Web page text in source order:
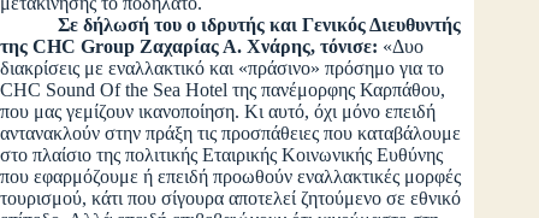
Σε δήλωσή του ο ιδρυτής και Γενικός Διευθυντής
της CHC Group Ζαχαρίας Α. Χνάρης, τόνισε: «Δυο
διακρίσεις με εναλλακτικό και «πράσινο» πρόσημο για το
CHC Sound Of the Sea Hotel της πανέμορφης Καρπάθου,
που μας γεμίζουν ικανοποίηση. Κι αυτό, όχι μόνο επειδή
αντανακλούν στην πράξη τις προσπάθειες που καταβάλουμε
στο πλαίσιο της πολιτικής Εταιρικής Κοινωνικής Ευθύνης
που εφαρμόζουμε ή επειδή προωθούν εναλλακτικές μορφές
τουρισμού, κάτι που σίγουρα αποτελεί ζητούμενο σε εθνικό